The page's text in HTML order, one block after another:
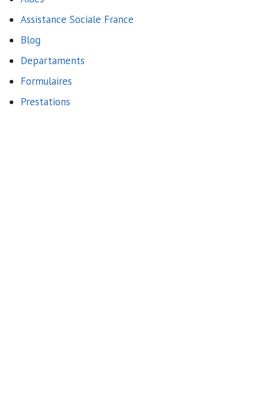
Assistance Sociale France
Blog
Departaments
Formulaires
Prestations